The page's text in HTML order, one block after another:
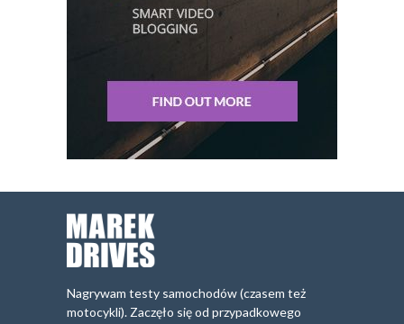
Nagrywam testy samochodów (czasem też
motocykli). Zaczęło się od przypadkowego